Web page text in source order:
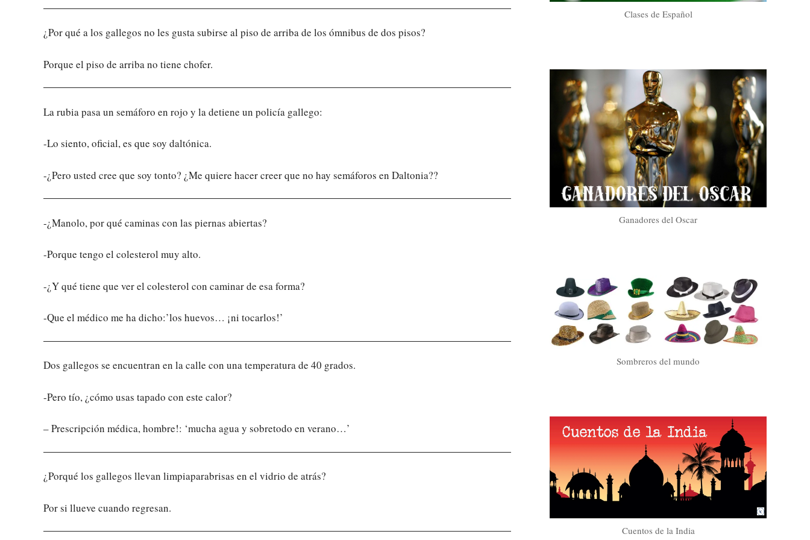
¿Por qué a los gallegos no les gusta subirse al piso de arriba de los ómnibus de dos pisos?
Porque el piso de arriba no tiene chofer.
La rubia pasa un semáforo en rojo y la detiene un policía gallego:
-Lo siento, oficial, es que soy daltónica.
-¿Pero usted cree que soy tonto? ¿Me quiere hacer creer que no hay semáforos en Daltonia??
-¿Manolo, por qué caminas con las piernas abiertas?
-Porque tengo el colesterol muy alto.
-¿Y qué tiene que ver el colesterol con caminar de esa forma?
-Que el médico me ha dicho:’los huevos… ¡ni tocarlos!’
Dos gallegos se encuentran en la calle con una temperatura de 40 grados.
-Pero tío, ¿cómo usas tapado con este calor?
– Prescripción médica, hombre!: ‘mucha agua y sobretodo en verano…’
¿Porqué los gallegos llevan limpiaparabrisas en el vidrio de atrás?
Por si llueve cuando regresan.
Clases de Español
Ganadores del Oscar
Sombreros del mundo
Cuentos de la India